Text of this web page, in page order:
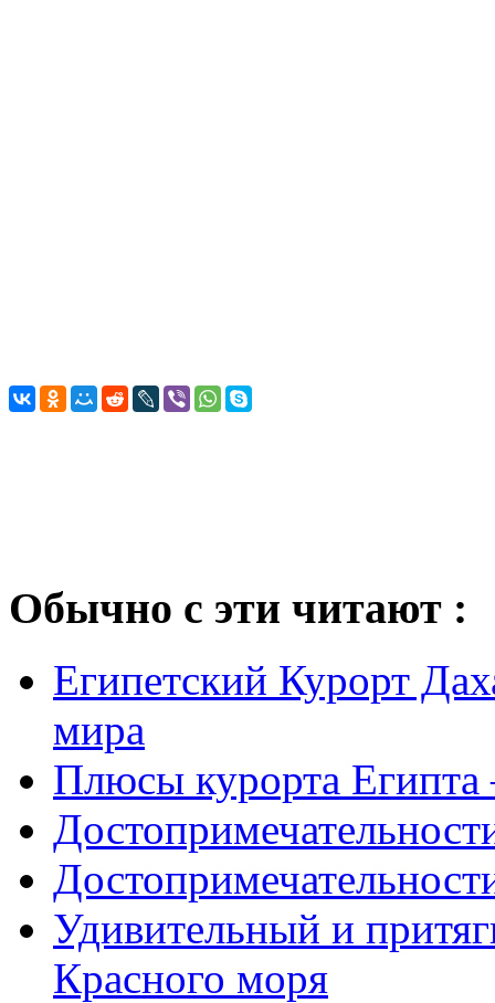
Обычно с эти читают :
Египетский Курорт
мира
Плюсы курорта
Удивительный и
Красного моря